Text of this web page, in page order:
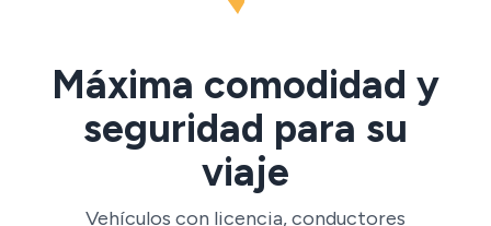
Máxima comodidad y
seguridad para su
viaje
Vehículos con licencia, conductores